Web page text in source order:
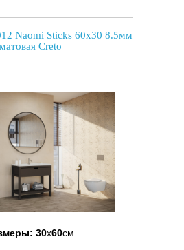
Naomi Sticks 60x30 8.5мм
матовая Creto
30x60см